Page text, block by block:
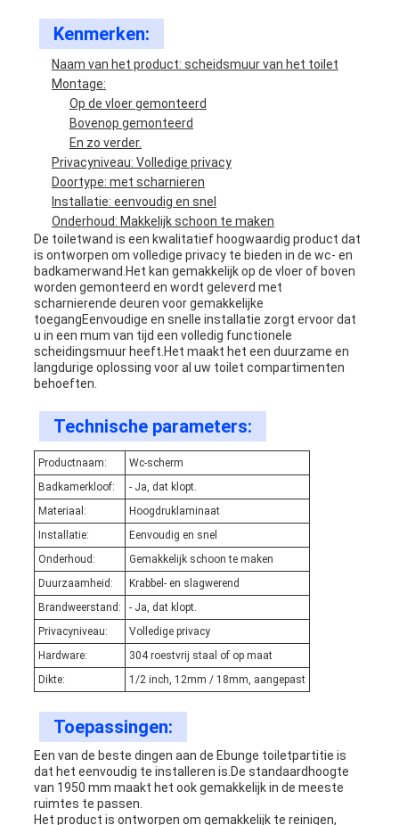
Kenmerken:
Naam van het product: scheidsmuur van het toilet
Montage:
Op de vloer gemonteerd
Bovenop gemonteerd
En zo verder.
Privacyniveau: Volledige privacy
Doortype: met scharnieren
Installatie: eenvoudig en snel
Onderhoud: Makkelijk schoon te maken
De toiletwand is een kwalitatief hoogwaardig product dat
is ontworpen om volledige privacy te bieden in de wc- en
badkamerwand.Het kan gemakkelijk op de vloer of boven
worden gemonteerd en wordt geleverd met
scharnierende deuren voor gemakkelijke
toegangEenvoudige en snelle installatie zorgt ervoor dat
u in een mum van tijd een volledig functionele
scheidingsmuur heeft.Het maakt het een duurzame en
langdurige oplossing voor al uw toilet compartimenten
behoeften.
Technische parameters:
Productnaam:
Wc-scherm
Badkamerkloof:
- Ja, dat klopt.
Materiaal:
Hoogdruklaminaat
Installatie:
Eenvoudig en snel
Onderhoud:
Gemakkelijk schoon te maken
Duurzaamheid:
Krabbel- en slagwerend
Brandweerstand:
- Ja, dat klopt.
Privacyniveau:
Volledige privacy
Hardware:
304 roestvrij staal of op maat
Dikte:
1/2 inch, 12mm / 18mm, aangepast
Toepassingen:
Een van de beste dingen aan de Ebunge toiletpartitie is
dat het eenvoudig te installeren is.De standaardhoogte
van 1950 mm maakt het ook gemakkelijk in de meeste
ruimtes te passen.
Het product is ontworpen om gemakkelijk te reinigen,